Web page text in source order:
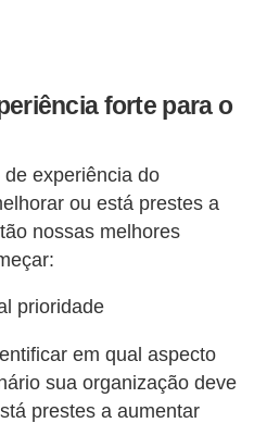
forte para o
experiência do
ou está prestes a
nossas melhores
prioridade
em qual aspecto
sua organização deve
prestes a aumentar